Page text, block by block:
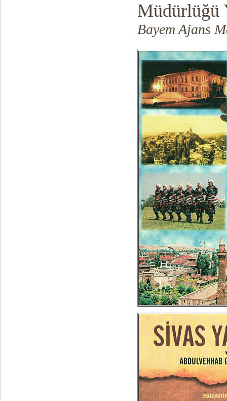
Müdürlüğü
Bayem Ajans